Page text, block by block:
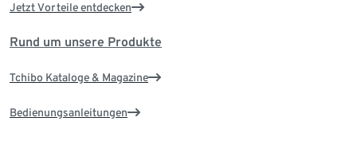
Jetzt Vorteile entdecken
Rund um unsere Produkte
Tchibo Kataloge & Magazine
Bedienungsanleitungen